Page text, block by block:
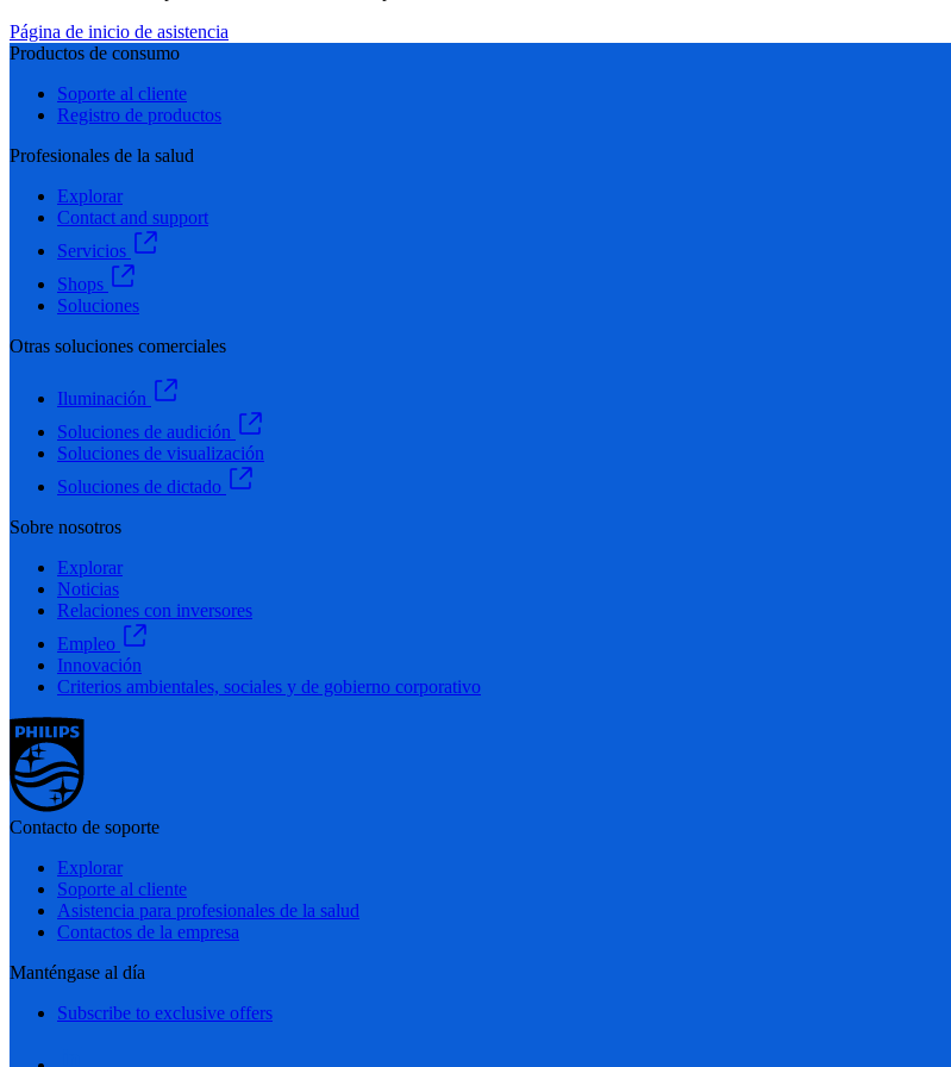
Página de inicio de asistencia
Productos de consumo
Soporte al cliente
Registro de productos
Profesionales de la salud
Explorar
Contact and support
Servicios
Shops
Soluciones
Otras soluciones comerciales
Iluminación
Soluciones de audición
Soluciones de visualización
Soluciones de dictado
Sobre nosotros
Explorar
Noticias
Relaciones con inversores
Empleo
Innovación
Criterios ambientales, sociales y de gobierno corporativo
Contacto de soporte
Explorar
Soporte al cliente
Asistencia para profesionales de la salud
Contactos de la empresa
Manténgase al día
Subscribe to exclusive offers